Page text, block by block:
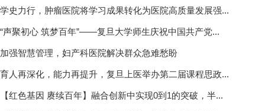
学史力行，肿瘤医院将学习成果转化为医院高质量发展强...
“声聚初心 筑梦百年”——复旦大学师生庆祝中国共产党...
加强智慧管理，妇产科医院解决群众急难愁盼
育人再深化，能力再提升，复旦上医举办第二届课程思政...
【红色基因 赓续百年】融合创新中实现0到1的突破，半...